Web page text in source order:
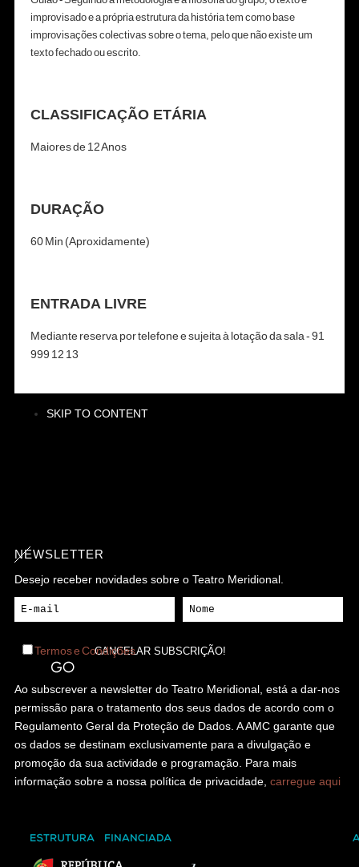
improvisado e a própria estrutura da história tem como base
improvisações colectivas sobre o tema, pelo que não existe um
texto fechado ou escrito.
CLASSIFICAÇÃO ETÁRIA
Maiores de 12 Anos
DURAÇÃO
60 Min (Aproxidamente)
ENTRADA LIVRE
Mediante reserva por telefone e sujeita à lotação da sala - 91
999 12 13
SKIP TO CONTENT
NEWSLETTER
Desejo receber novidades sobre o Teatro Meridional.
Termos e Condições
Ao subscrever a newsletter do Teatro Meridional, está a dar-nos
permissão para o tratamento dos seus dados de acordo com o
Regulamento Geral da Proteção de Dados. A AMC garante que
os dados se destinam exclusivamente para a divulgação e
promoção da sua actividade e programação. Para mais
informação sobre a nossa política de privacidade, carregue aqui